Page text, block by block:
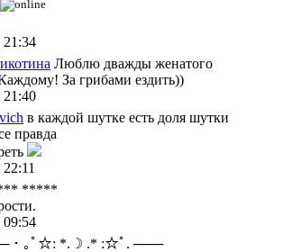
21:34
Люблю дважды женатого
За грибами ездить))
21:40
в каждой шутке есть доля шутки
правда
*****
09:54
･ ｡ﾟ☆: *.☽ .* :☆ﾟ. ───